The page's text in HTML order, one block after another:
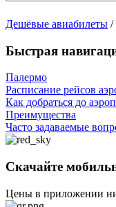
Дешёвые авиабилеты /
Быстрая
Палермо
Расписание рейсов
Как добраться до
Преимущества
Часто задаваемые
Скачайте
Цены в приложении